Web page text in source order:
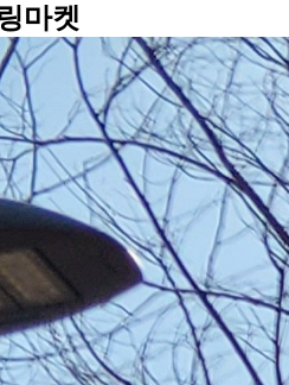
마켓